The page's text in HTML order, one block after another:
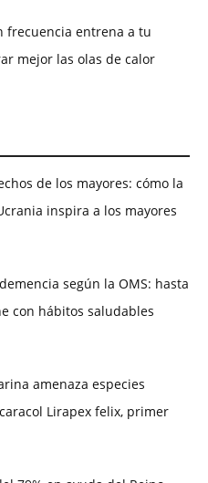
frecuencia entrena a tu
mejor las olas de calor
de los mayores: cómo la
inspira a los mayores
según la OMS: hasta
con hábitos saludables
amenaza especies
Lirapex felix, primer